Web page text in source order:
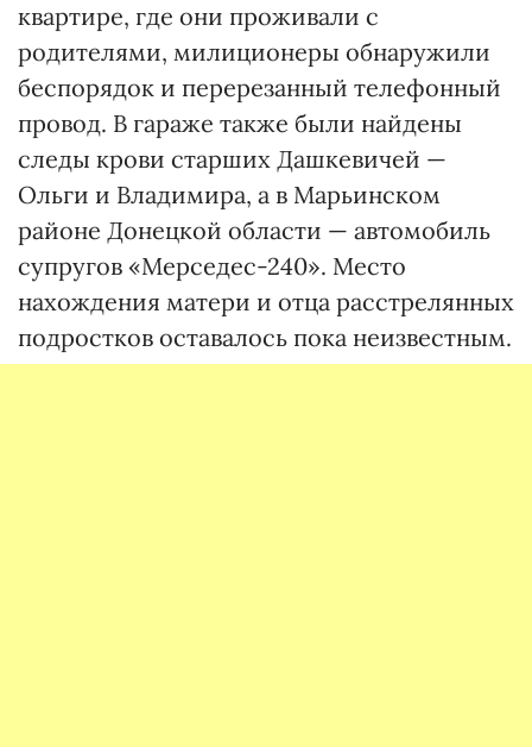
квартире, где они проживали с
родителями, милиционеры обнаружили
беспорядок и перерезанный телефонный
провод. В гараже также были найдены
следы крови старших Дашкевичей —
Ольги и Владимира, а в Марьинском
районе Донецкой области — автомобиль
супругов «Мерседес-240». Место
нахождения матери и отца расстрелянных
подростков оставалось пока неизвестным.